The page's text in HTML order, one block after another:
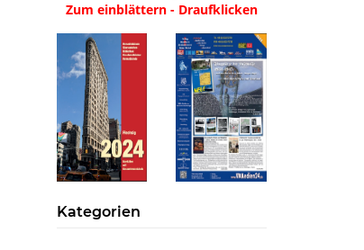
Zum einblättern - Draufklicken
Kategorien